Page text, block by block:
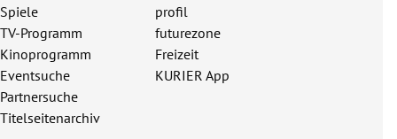
Spiele
TV-Programm
Kinoprogramm
Eventsuche
Partnersuche
Titelseitenarchiv
profil
futurezone
Freizeit
KURIER App